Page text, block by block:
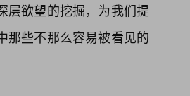
层欲望的挖掘，为我们提
那些不那么容易被看见的